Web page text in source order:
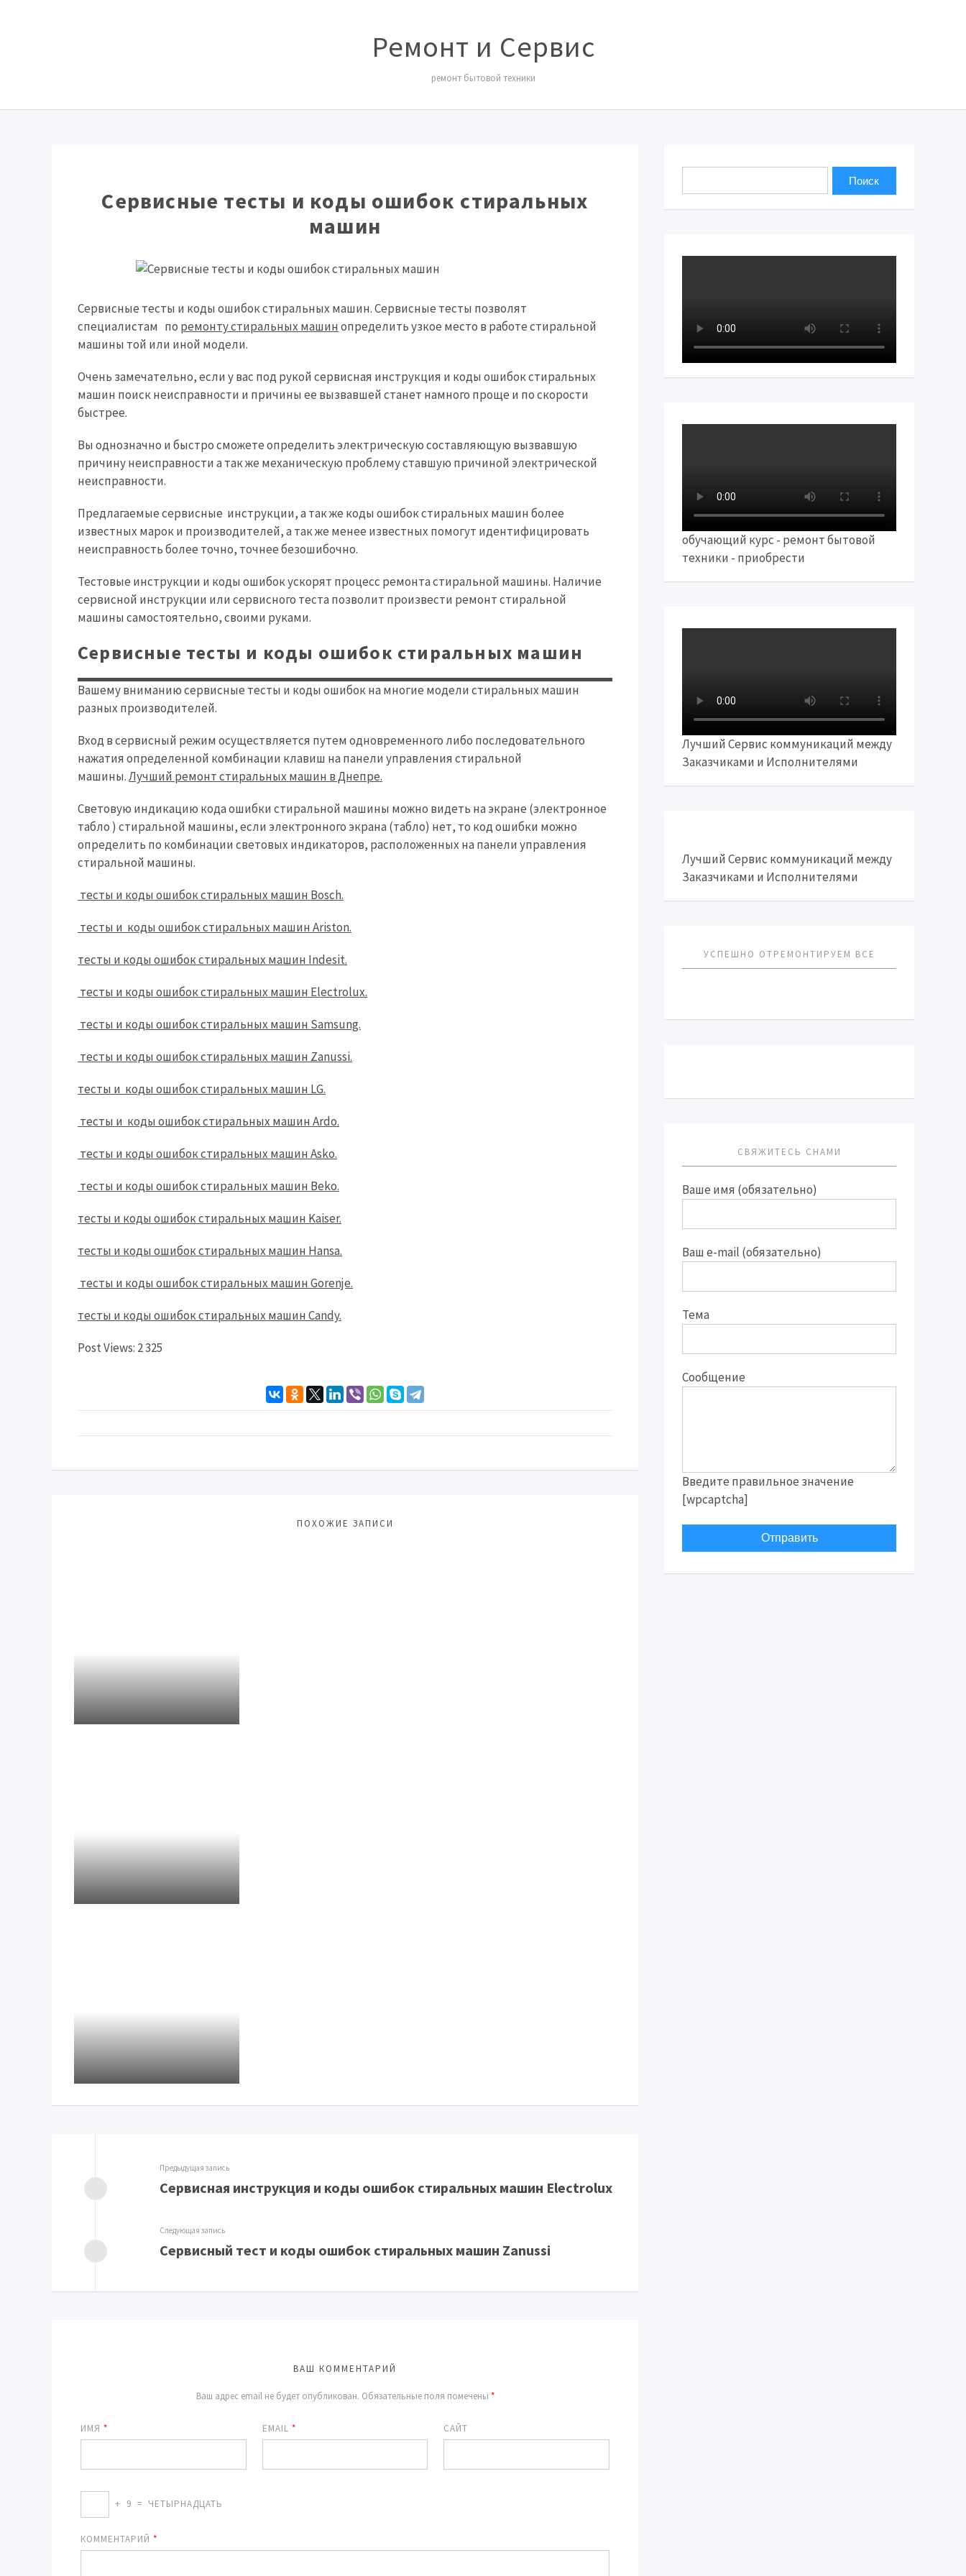
Ремонт и Сервис
ремонт бытовой техники
Сервисные тесты и коды ошибок стиральных
машин
Сервисные тесты и коды ошибок стиральных машин. Сервисные тесты позволят
специалистам по ремонту стиральных машин определить узкое место в работе стиральной
машины той или иной модели.
Очень замечательно, если у вас под рукой сервисная инструкция и коды ошибок стиральных
машин поиск неисправности и причины ее вызвавшей станет намного проще и по скорости
быстрее.
Вы однозначно и быстро сможете определить электрическую составляющую вызвавшую
причину неисправности а так же механическую проблему ставшую причиной электрической
неисправности.
Предлагаемые сервисные инструкции, а так же коды ошибок стиральных машин более
известных марок и производителей, а так же менее известных помогут идентифицировать
неисправность более точно, точнее безошибочно.
Тестовые инструкции и коды ошибок ускорят процесс ремонта стиральной машины. Наличие
сервисной инструкции или сервисного теста позволит произвести ремонт стиральной
машины самостоятельно, своими руками.
Сервисные тесты и коды ошибок стиральных машин
Вашему вниманию сервисные тесты и коды ошибок на многие модели стиральных машин
разных производителей.
Вход в сервисный режим осуществляется путем одновременного либо последовательного
нажатия определенной комбинации клавиш на панели управления стиральной
машины.Лучший ремонт стиральных машин в Днепре.
Световую индикацию кода ошибки стиральной машины можно видеть на экране (электронное
табло ) стиральной машины, если электронного экрана (табло) нет, то код ошибки можно
определить по комбинации световых индикаторов, расположенных на панели управления
стиральной машины.
тесты и коды ошибок стиральных машин Bosch.
тесты и коды ошибок стиральных машин Ariston.
тесты и коды ошибок стиральных машин Indesit.
тесты и коды ошибок стиральных машин Electrolux.
тесты и коды ошибок стиральных машин Samsung.
тесты и коды ошибок стиральных машин Zanussi.
тесты и коды ошибок стиральных машин LG.
тесты и коды ошибок стиральных машин Ardo.
тесты и коды ошибок стиральных машин Asko.
тесты и коды ошибок стиральных машин Beko.
тесты и коды ошибок стиральных машин Kaiser.
тесты и коды ошибок стиральных машин Hansa.
тесты и коды ошибок стиральных машин Gorenje.
тесты и коды ошибок стиральных машин Candy.
Post Views: 2 325
ПОХОЖИЕ ЗАПИСИ
Предыдущая запись
Сервисная инструкция и коды ошибок стиральных машин Electrolux
Следующая запись
Сервисный тест и коды ошибок стиральных машин Zanussi
ВАШ КОММЕНТАРИЙ
Ваш адрес email не будет опубликован. Обязательные поля помечены *
ИМЯ * EMAIL * САЙТ
+ 9 = ЧЕТЫРНАДЦАТЬ
КОММЕНТАРИЙ *
обучающий курс - ремонт бытовой
техники - приобрести
Лучший Сервис коммуникаций между
Заказчиками и Исполнителями
Лучший Сервис коммуникаций между
Заказчиками и Исполнителями
УСПЕШНО ОТРЕМОНТИРУЕМ ВСЕ
СВЯЖИТЕСЬ СНАМИ
Ваше имя (обязательно)
Ваш e-mail (обязательно)
Тема
Сообщение
Введите правильное значение
[wpcaptcha]